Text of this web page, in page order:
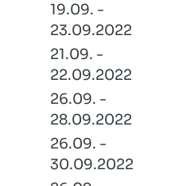
19.09. -
23.09.2022
21.09. -
22.09.2022
26.09. -
28.09.2022
26.09. -
30.09.2022